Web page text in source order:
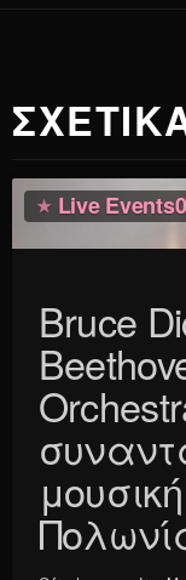
Live Events
Bruce